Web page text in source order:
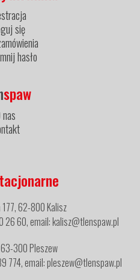
się
hasło
spaw
nas
62-800 Kalisz
60, email: kalisz@tlenspaw.pl
300 Pleszew
774, email: pleszew@tlenspaw.pl